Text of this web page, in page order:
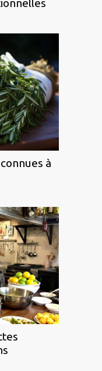
à